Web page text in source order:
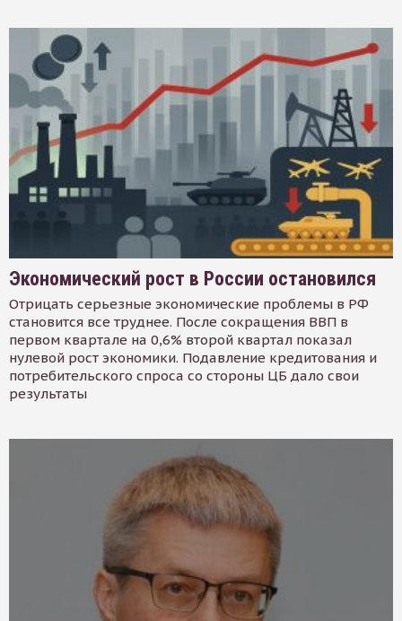
Экономический рост в России остановился
Отрицать серьезные экономические проблемы в РФ
становится все труднее. После сокращения ВВП в
первом квартале на 0,6% второй квартал показал
нулевой рост экономики. Подавление кредитования и
потребительского спроса со стороны ЦБ дало свои
результаты